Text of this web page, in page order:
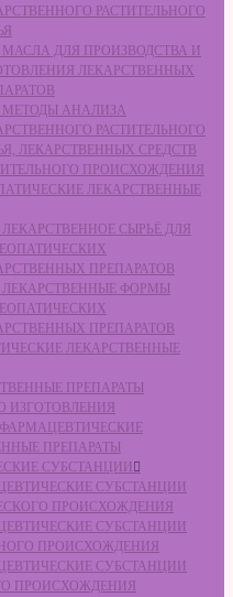
РАСТИТЕЛЬНОГО
МАСЛА ДЛЯ ПРОИЗВОДСТВА И
ЛЕКАРСТВЕННЫХ
МЕТОДЫ АНАЛИЗА
РАСТИТЕЛЬНОГО
ЛЕКАРСТВЕННЫХ СРЕДСТВ
ПРОИСХОЖДЕНИЯ
ЛЕКАРСТВЕННЫЕ
ЛЕКАРСТВЕННОЕ СЫРЬЁ ДЛЯ
ПРЕПАРАТОВ
ЛЕКАРСТВЕННЫЕ ФОРМЫ
ПРЕПАРАТОВ
ЛЕКАРСТВЕННЫЕ
ПРЕПАРАТЫ
ИЗГОТОВЛЕНИЯ
ПРЕПАРАТЫ
СУБСТАНЦИИ
СУБСТАНЦИИ
ПРОИСХОЖДЕНИЯ
СУБСТАНЦИИ
ПРОИСХОЖДЕНИЯ
СУБСТАНЦИИ
ПРОИСХОЖДЕНИЯ